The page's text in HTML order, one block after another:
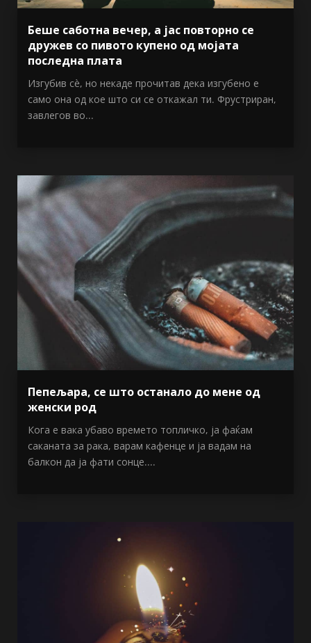
Беше саботна вечер, а јас повторно се
дружев со пивото купено од мојата
последна плата
Изгубив сè, но некаде прочитав дека изгубено е
само она од кое што си се откажал ти. Фрустриран,
завлегов во...
Пепељара, се што останало до мене од
женски род
Кога е вака убаво времето топличко, ја фаќам
саканата за рака, варам кафенце и ја вадам на
балкон да ја фати сонце....